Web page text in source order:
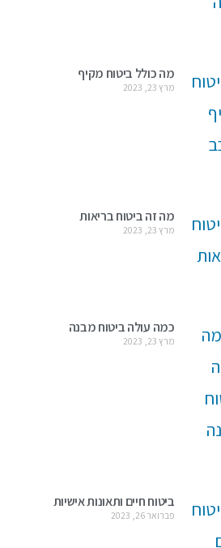
מה כולל ביטוח מקיף
מרץ 23, 2023
מה זה ביטוח בריאות
מרץ 23, 2023
כמה עולה ביטוח מבנה
מרץ 23, 2023
ביטוח חיים ותאונות אישיות
פברואר 26, 2023